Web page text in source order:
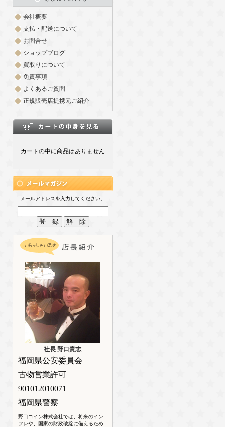
会社概要
支払・配送について
お問合せ
ショップブログ
買取りについて
免責事項
よくあるご質問
正規販売店提携元ご紹介
カートの中に商品はありません
メールアドレスを入力してください。
社長 野口貴志
福岡県公安委員会
古物営業許可
901012010071
福岡県警察
野口コイン株式会社では、将来のイン
フレや、国家の財政破綻に備えるため